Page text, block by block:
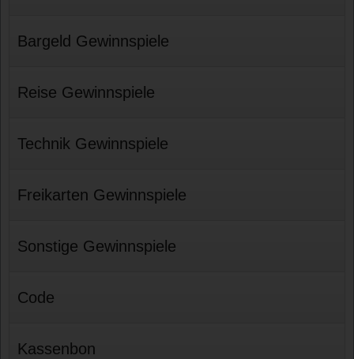
Bargeld Gewinnspiele
Reise Gewinnspiele
Technik Gewinnspiele
Freikarten Gewinnspiele
Sonstige Gewinnspiele
Code
Kassenbon